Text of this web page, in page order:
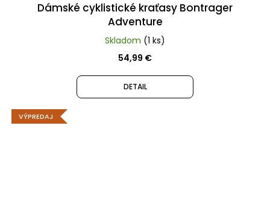
Dámské cyklistické kraťasy Bontrager
Adventure
Skladom (1 ks)
54,99 €
DETAIL
VÝPREDAJ